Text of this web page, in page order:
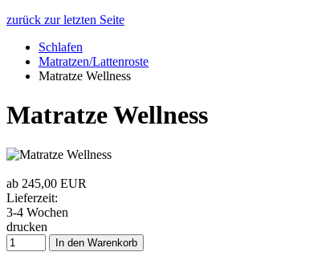
zurück zur letzten Seite
Schlafen
Matratzen/Lattenroste
Matratze Wellness
Matratze Wellness
ab 245,00 EUR
Lieferzeit:
3-4 Wochen
drucken
In den Warenkorb